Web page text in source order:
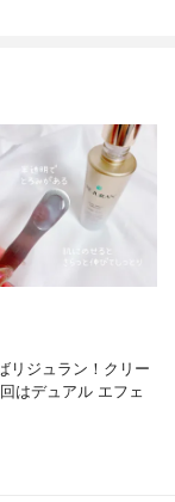
リジュラン！クリー
はデュアル エフェ